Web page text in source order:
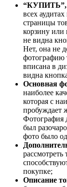
всех
страницы
корзину или
не видна
Нет, она не
фотографию
вписана в
видна
Основная
наиболее
которая с
пробуждает
Фотография
был
фото было
покупке;
Описание